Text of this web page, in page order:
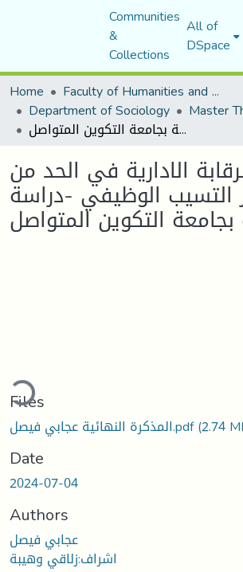
Communities
&
Collections
All of
DSpace
Home
Faculty of Humanities and Social Sciences
Department of Sociology Master
دور الرقابة الادارية في الحد من مظاهر التسيب الوظيفي -دراسة ميدانية بجامعة التكوين المتواصل-
الادارية في الحد من
الوظيفي -دراسة
Files
المذكرة النهائية عجابي فيصل.pdf(2.74
Date
2024-07-04
Authors
عجابي فيصل
اشراف:زلاقي وهيبة